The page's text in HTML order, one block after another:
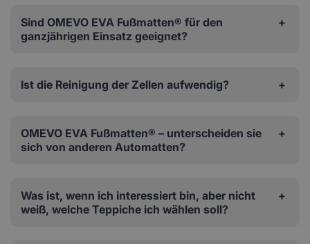
Sind OMEVO EVA Fußmatten® für den
ganzjährigen Einsatz geeignet?
Ist die Reinigung der Zellen aufwendig?
OMEVO EVA Fußmatten® – unterscheiden sie
sich von anderen Automatten?
Was ist, wenn ich interessiert bin, aber nicht
weiß, welche Teppiche ich wählen soll?